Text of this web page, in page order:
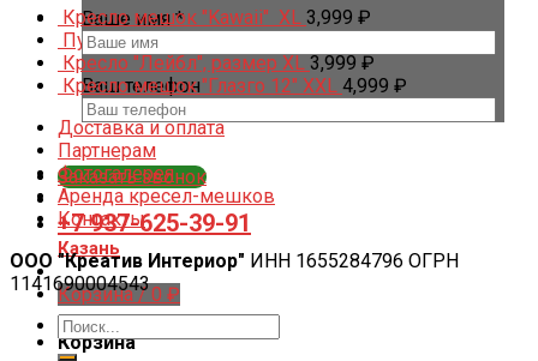
Ваше имя *
Ваш телефон
Заказать звонок
+7 937-625-39-91
Казань
Корзина /0 ₽
Корзина
Кресло мешок "Kawaii" XL 3,999 ₽
Пуф Зайка нейлон желтый
Кресло "Лейбл", размер XL 3,999 ₽
Кресло мешок "Глазго 12" XXL 4,999 ₽
Доставка и оплата
Партнерам
Фотогалерея
Аренда кресел-мешков
Контакты
ООО "Креатив Интериор" ИНН 1655284796 ОГРН
1141690004543